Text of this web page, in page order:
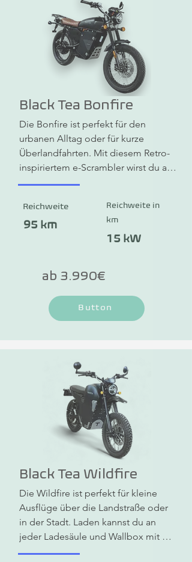
Black Tea Bonfire
Die Bonfire ist perfekt für den
urbanen Alltag oder für kurze
Überlandfahrten. Mit diesem Retro-
inspiriertem e-Scrambler wirst du auf
jeden Fall die Blicke auf dich ziehen.
5kW / 45 km/h Spitze) und einem
Akku startet bei 3.990€. Die
Standard-Variante mit einer
km/h, in der Performance-Variante
sind es sogar bis zu 15 kW und 115
km/h Höchstgeschwindigkeit zu
einem Preis von  7.290€ (inkl. 2
Spaß, ist selbsterklärend und sieht
aus. Du benötigst den Führerschein
A1 oder B196.
Reichweite
95 km
Reichweite in
km
15 kW
ab 3.990€
Button
Black Tea Wildfire
Die Wildfire ist perfekt für kleine
Ausflüge über die Landstraße oder
in der Stadt. Laden kannst du an
jeder Ladesäule und Wallbox mit
einem Typ-2-Ladekabel oder an der